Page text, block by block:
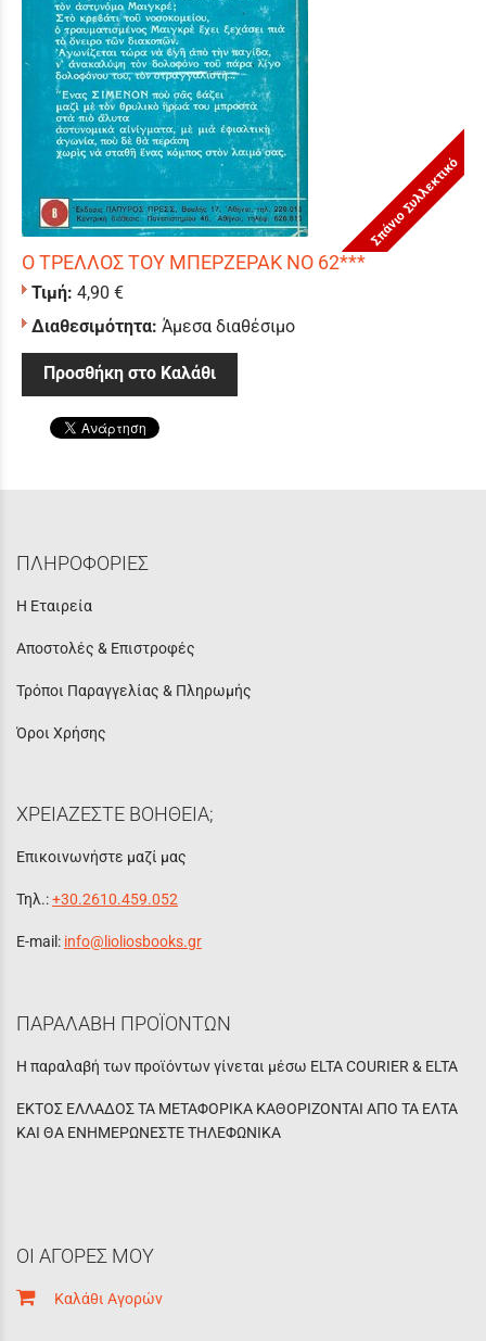
Σπάνιο Συλλεκτικό
Ο ΤΡΕΛΛΟΣ ΤΟΥ ΜΠΕΡΖΕΡΑΚ ΝΟ 62***
Τιμή: 4,90 €
Διαθεσιμότητα: Άμεσα διαθέσιμο
Προσθήκη στο Καλάθι
ΠΛΗΡΟΦΟΡΙΕΣ
Η Εταιρεία
Αποστολές & Επιστροφές
Τρόποι Παραγγελίας & Πληρωμής
Όροι Χρήσης
ΧΡΕΙΑΖΕΣΤΕ ΒΟΗΘΕΙΑ;
Επικοινωνήστε μαζί μας
Τηλ.:+30.2610.459.052
E-mail: info@lioliosbooks.gr
ΠΑΡΑΛΑΒΗ ΠΡΟΪΟΝΤΩΝ
Η παραλαβή των προϊόντων γίνεται μέσω ELTA COURIER & ELTA
ΕΚΤΟΣ ΕΛΛΑΔΟΣ ΤΑ ΜΕΤΑΦΟΡΙΚΑ ΚΑΘΟΡΙΖΟΝΤΑΙ ΑΠΟ ΤΑ ΕΛΤΑ
ΚΑΙ ΘΑ ΕΝΗΜΕΡΩΝΕΣΤΕ ΤΗΛΕΦΩΝΙΚΑ
ΟΙ ΑΓΟΡΕΣ ΜΟΥ
Καλάθι Αγορών